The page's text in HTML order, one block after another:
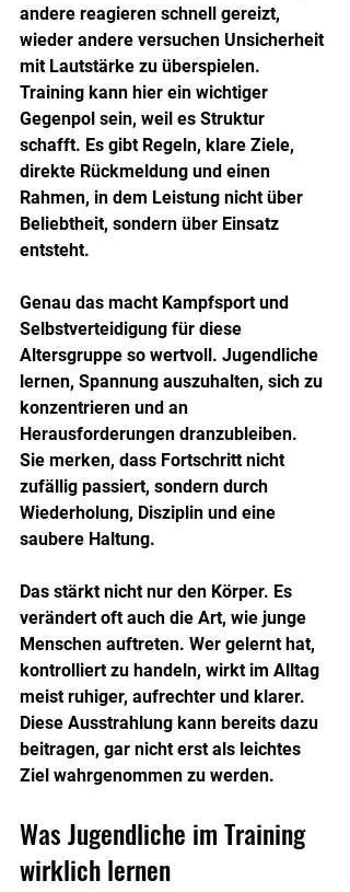
andere reagieren schnell gereizt,
wieder andere versuchen Unsicherheit
mit Lautstärke zu überspielen.
Training kann hier ein wichtiger
Gegenpol sein, weil es Struktur
schafft. Es gibt Regeln, klare Ziele,
direkte Rückmeldung und einen
Rahmen, in dem Leistung nicht über
Beliebtheit, sondern über Einsatz
entsteht.
Genau das macht Kampfsport und
Selbstverteidigung für diese
Altersgruppe so wertvoll. Jugendliche
lernen, Spannung auszuhalten, sich zu
konzentrieren und an
Herausforderungen dranzubleiben.
Sie merken, dass Fortschritt nicht
zufällig passiert, sondern durch
Wiederholung, Disziplin und eine
saubere Haltung.
Das stärkt nicht nur den Körper. Es
verändert oft auch die Art, wie junge
Menschen auftreten. Wer gelernt hat,
kontrolliert zu handeln, wirkt im Alltag
meist ruhiger, aufrechter und klarer.
Diese Ausstrahlung kann bereits dazu
beitragen, gar nicht erst als leichtes
Ziel wahrgenommen zu werden.
Was Jugendliche im Training
wirklich lernen